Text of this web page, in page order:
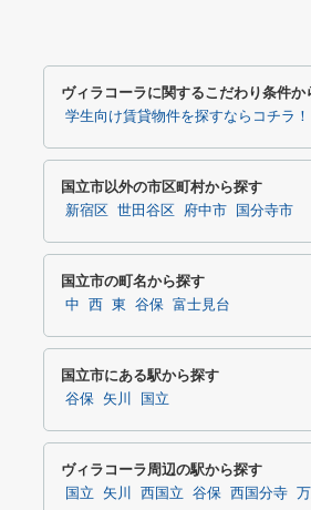
ヴィラコーラに関するこだわり条件か
学生向け賃貸物件を探すならコチラ！
国立市以外の市区町村から探す
新宿区 世田谷区 府中市 国分寺市
国立市の町名から探す
中 西 東 谷保 富士見台
国立市にある駅から探す
谷保 矢川 国立
ヴィラコーラ周辺の駅から探す
国立 矢川 西国立 谷保 西国分寺